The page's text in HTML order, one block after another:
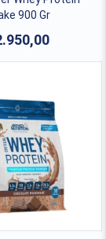
900 Gr